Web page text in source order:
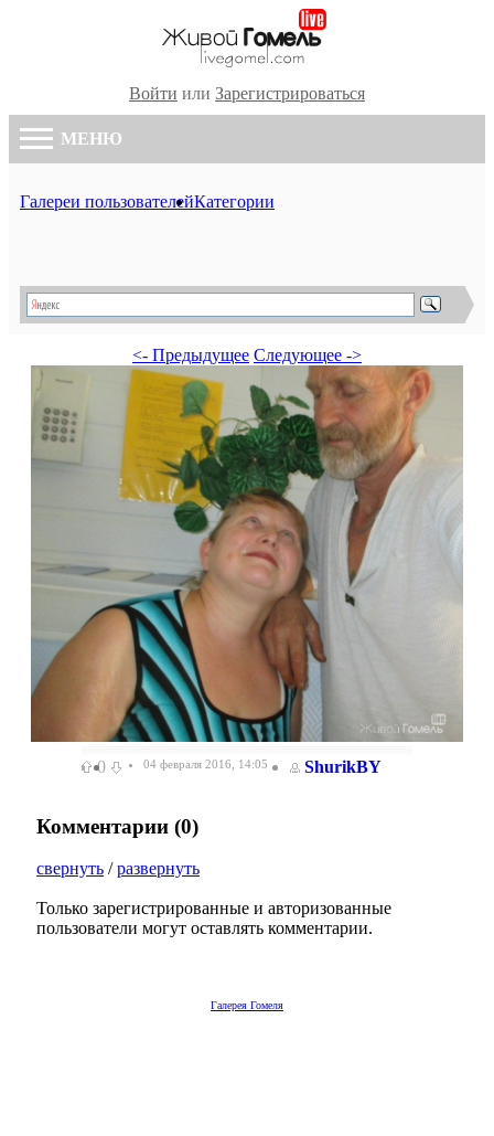
Войти или Зарегистрироваться
МЕНЮ
Галереи пользователейКатегории
<- Предыдущее Следующее ->
0 04 февраля 2016, 14:05 ShurikBY
Комментарии (0)
свернуть /развернуть
Только зарегистрированные и авторизованные
пользователи могут оставлять комментарии.
Галерея Гомеля